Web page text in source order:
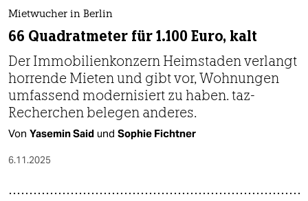
Mietwucher in Berlin
66 Quadratmeter für 1.100 Euro, kalt
Der Immobilienkonzern Heimstaden verlangt
horrende Mieten und gibt vor, Wohnungen
umfassend modernisiert zu haben. taz-
Recherchen belegen anderes.
Von Yasemin Said und Sophie Fichtner
6.11.2025